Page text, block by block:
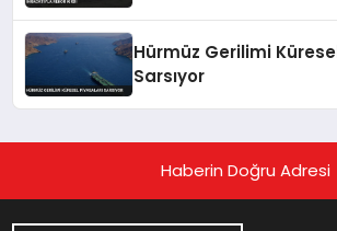
Hürmüz Gerilimi
Sarsıyor
Haberin Doğru Adresi